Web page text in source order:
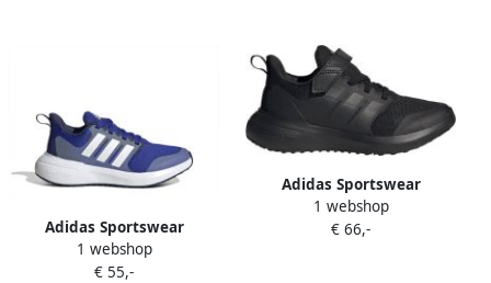
Adidas Sportswear
FortaRun 2.0 sneakers
blauw grijs wit Jongens
1 webshop
€ 55,-
Adidas Sportswear
FortaRun 2.0 Cloudfoam
Schoenen met Elastische
1 webshop
€ 66,-